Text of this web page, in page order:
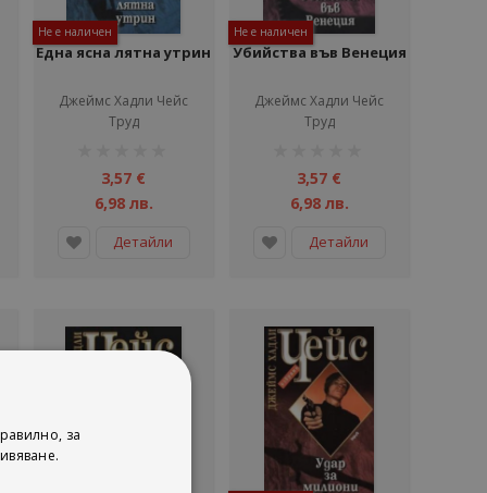
Не е наличен
Една ясна лятна утрин
Джеймс Хадли Чейс
Труд
3,57 €
6,98 лв.
Детайли
Не е наличен
Убийства във Венеция
Джеймс Хадли Чейс
Труд
3,57 €
6,98 лв.
Детайли
за